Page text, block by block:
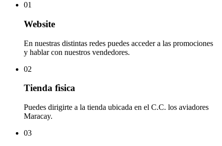
01
Website
En nuestras distintas redes puedes acceder a las promociones
y hablar con nuestros vendedores.
02
Tienda fìsica
Puedes dirigirte a la tienda ubicada en el C.C. los aviadores
Maracay.
03